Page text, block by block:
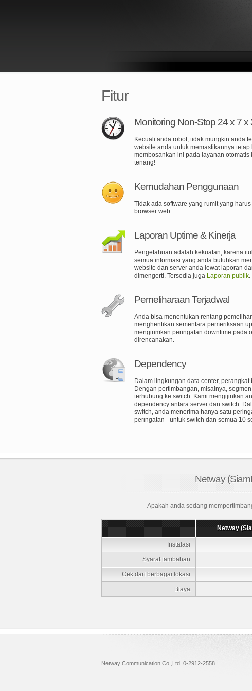
Fitur
Monitoring Non-Stop 24 x 7 x
Kecuali anda robot, tidak mungkin anda
website anda untuk memastikannya
membosankan ini pada layanan otomatis
tenang!
Kemudahan Penggunaan
Tidak ada software yang rumit yang
browser web.
Laporan Uptime & Kinerja
Pengetahuan adalah kekuatan, karena
semua informasi yang anda butuhkan
website dan server anda lewat laporan
dimengerti. Tersedia juga Laporan publik.
Pemeliharaan Terjadwal
Anda bisa menentukan rentang
menghentikan sementara pemeriksaan
mengirimkan peringatan downtime pada
direncanakan.
Dependency
Dalam lingkungan data center,
Dengan pertimbangan, misalnya,
terhubung ke switch. Kami mengijinkan
dependency antara server dan switch.
switch, anda menerima hanya satu
peringatan - untuk switch dan semua 10
Netway
Apakah anda sedang
Netway
Instalasi
Syarat tambahan
Cek dari berbagai lokasi
Biaya
Netway Communication Co.,Ltd. 0-2912-2558